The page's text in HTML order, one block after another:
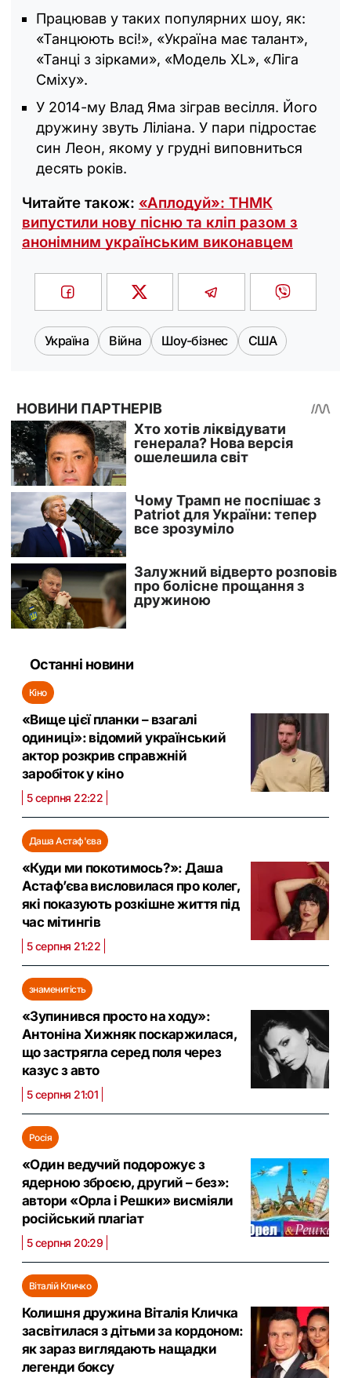
Працював у таких популярних шоу, як:
«Танцюють всі!», «Україна має талант»,
«Танці з зірками», «Модель XL», «Ліга
Сміху».
У 2014-му Влад Яма зіграв весілля. Його
дружину звуть Ліліана. У пари підростає
син Леон, якому у грудні виповниться
десять років.
Читайте також: «Аплодуй»: ТНМК
випустили нову пісню та кліп разом з
анонімним українським виконавцем
Україна Війна Шоу-бізнес США
Останні новини
Кіно
«Вище цієї планки – взагалі
одиниці»: відомий український
актор розкрив справжній
заробіток у кіно
5 серпня 22:22
Даша Астаф'єва
«Куди ми покотимось?»: Даша
Астаф’єва висловилася про колег,
які показують розкішне життя під
час мітингів
5 серпня 21:22
знаменитість
«Зупинився просто на ходу»:
Антоніна Хижняк поскаржилася,
що застрягла серед поля через
казус з авто
5 серпня 21:01
Росія
«Один ведучий подорожує з
ядерною зброєю, другий – без»:
автори «Орла і Решки» висміяли
російський плагіат
5 серпня 20:29
Віталій Кличко
Колишня дружина Віталія Кличка
засвітилася з дітьми за кордоном:
як зараз виглядають нащадки
легенди боксу